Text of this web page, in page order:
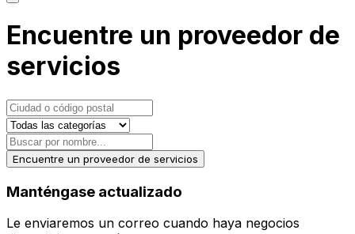
Encuentre un proveedor de
servicios
Encuentre un proveedor de servicios
Manténgase actualizado
Le enviaremos un correo cuando haya negocios